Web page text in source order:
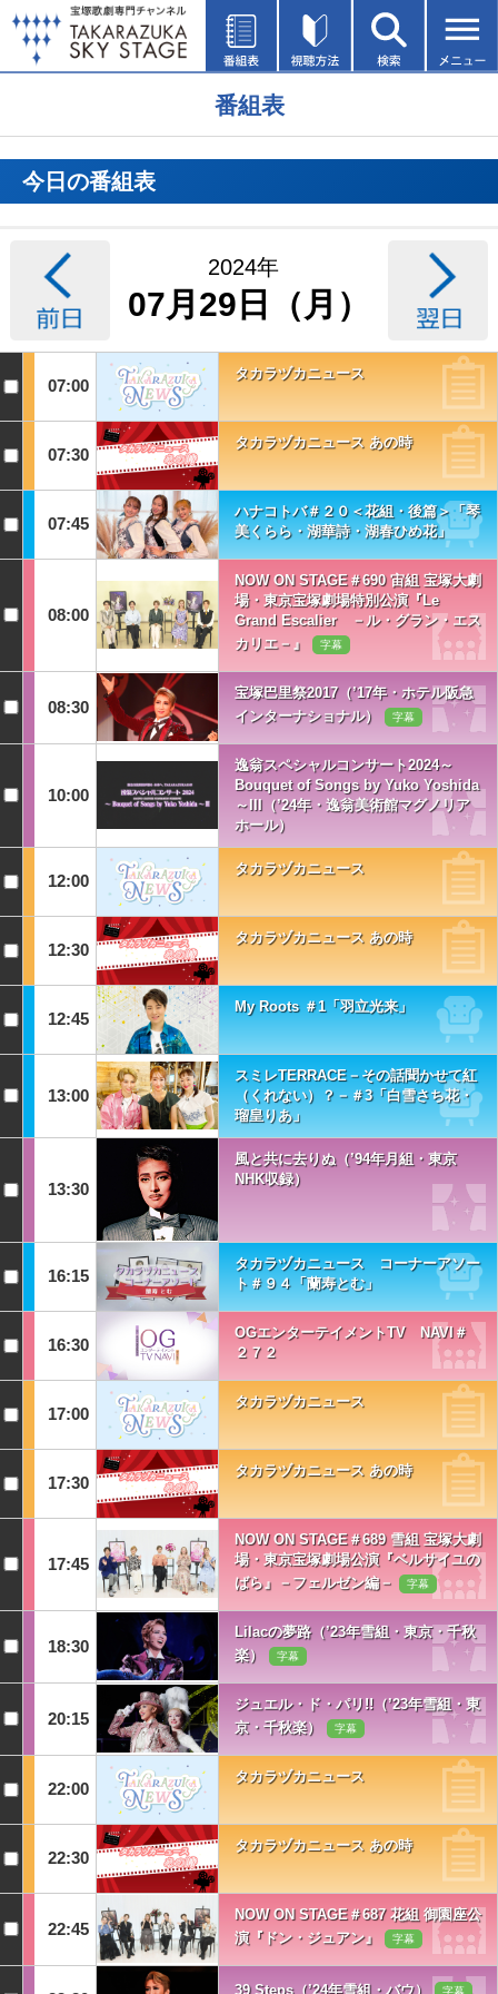
番組表
今日の番組表
2024年
07月29日（月）
07:00
タカラヅカニュース
07:30
タカラヅカニュース あの時
07:45
ハナコトバ＃２０＜花組・後篇＞「琴
美くらら・湖華詩・湖春ひめ花」
08:00
NOW ON STAGE＃690 宙組 宝塚大劇
場・東京宝塚劇場特別公演『Le
Grand Escalier －ル・グラン・エス
カリエ－』
字幕
08:30
宝塚巴里祭2017（’17年・ホテル阪急
インターナショナル）
字幕
10:00
逸翁スペシャルコンサート2024～
Bouquet of Songs by Yuko Yoshida
～III（’24年・逸翁美術館マグノリア
ホール）
12:00
タカラヅカニュース
12:30
タカラヅカニュース あの時
12:45
My Roots ＃1「羽立光来」
13:00
スミレTERRACE－その話聞かせて紅
（くれない）？－＃3「白雪さち花・
瑠皇りあ」
13:30
風と共に去りぬ（’94年月組・東京
NHK収録）
16:15
タカラヅカニュース コーナーアソー
ト＃９４「蘭寿とむ」
16:30
OGエンターテイメントTV NAVI＃
２７２
17:00
タカラヅカニュース
17:30
タカラヅカニュース あの時
17:45
NOW ON STAGE＃689 雪組 宝塚大劇
場・東京宝塚劇場公演『ベルサイユの
ばら』－フェルゼン編－
字幕
18:30
Lilacの夢路（’23年雪組・東京・千秋
楽）
字幕
20:15
ジュエル・ド・パリ!!（’23年雪組・東
京・千秋楽）
字幕
22:00
タカラヅカニュース
22:30
タカラヅカニュース あの時
22:45
NOW ON STAGE＃687 花組 御園座公
演『ドン・ジュアン』
字幕
39 Steps（’24年雪組・バウ） 字幕